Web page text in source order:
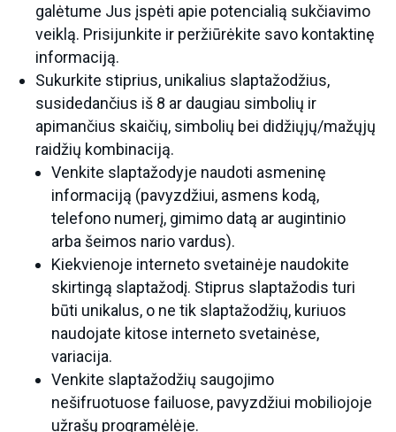
galėtume Jus įspėti apie potencialią sukčiavimo
veiklą. Prisijunkite ir peržiūrėkite savo kontaktinę
informaciją.
Sukurkite stiprius, unikalius slaptažodžius,
susidedančius iš 8 ar daugiau simbolių ir
apimančius skaičių, simbolių bei didžiųjų/mažųjų
raidžių kombinaciją.
Venkite slaptažodyje naudoti asmeninę
informaciją (pavyzdžiui, asmens kodą,
telefono numerį, gimimo datą ar augintinio
arba šeimos nario vardus).
Kiekvienoje interneto svetainėje naudokite
skirtingą slaptažodį. Stiprus slaptažodis turi
būti unikalus, o ne tik slaptažodžių, kuriuos
naudojate kitose interneto svetainėse,
variacija.
Venkite slaptažodžių saugojimo
nešifruotuose failuose, pavyzdžiui mobiliojoje
užrašų programėlėje.